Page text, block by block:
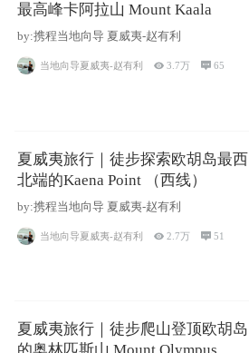
最高峰卡阿拉山 Mount Kaala
by:携程当地向导 夏威夷-赵有利
当地向导夏威夷-赵有利 3.7万 65
夏威夷旅行｜徒步探索欧胡岛最西
北端的Kaena Point （西线）
by:携程当地向导 夏威夷-赵有利
当地向导夏威夷-赵有利 2.7万  51
夏威夷旅行｜徒步爬山登顶欧胡岛